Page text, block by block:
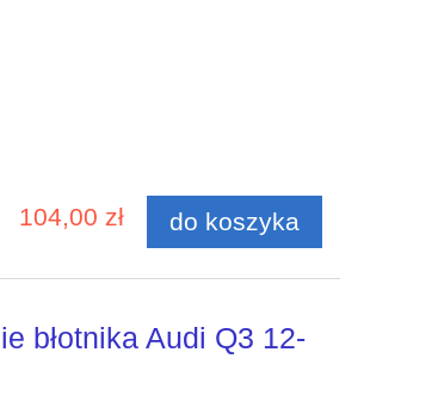
104,00 zł do koszyka
błotnika Audi Q3 12-